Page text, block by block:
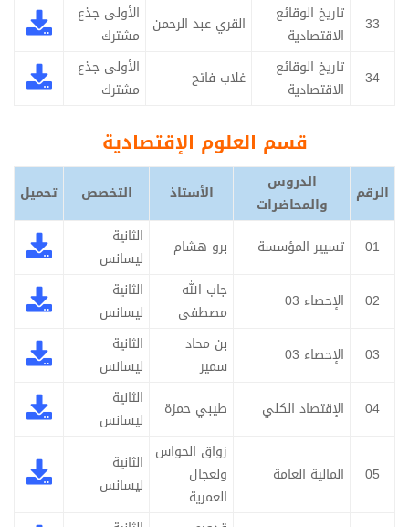
33
تاريخ الوقائع
الاقتصادية
القري عبد الرحمن الأولى جذع
مشترك
34
تاريخ الوقائع
الاقتصادية
غلاب فاتح
الأولى جذع
مشترك
قسم العلوم الإقتصادية
الرقم
الدروس
والمحاضرات
الأستاذ التخصص تحميل
01 تسيير المؤسسة برو هشام
الثانية
ليسانس
02
الإحصاء 03
جاب الله
مصطفى
الثانية
ليسانس
03
الإحصاء 03
بن محاد
سمير
الثانية
ليسانس
04
الإقتصاد الكلي طيبي حمزة
الثانية
ليسانس
05 المالية العامة
زواق الحواس
ولعجال
العمرية
الثانية
ليسانس